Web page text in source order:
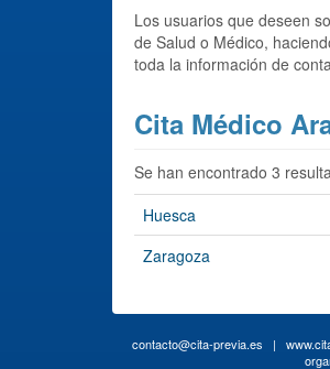
Los usuarios que deseen
de Salud o Médico,
toda la información de
Cita Médico
Se han encontrado 3
Huesca
Zaragoza
contacto@cita-previa.es |